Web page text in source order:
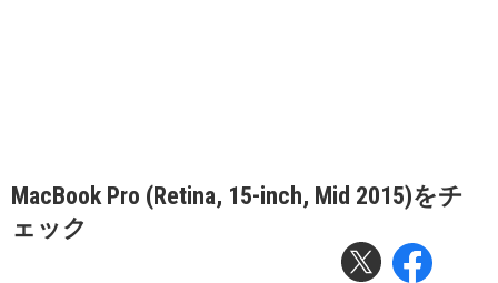
MacBook Pro (Retina, 15-inch, Mid 2015)をチ
ェック